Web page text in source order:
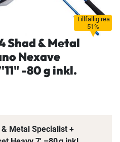
Tillfällig rea
51%
Shad & Metal
Nexave
-80 g inkl.
& Metal Specialist +